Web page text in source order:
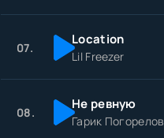
07. Location
Lil Freezer
08. Не ревную
Гарик Погорелов